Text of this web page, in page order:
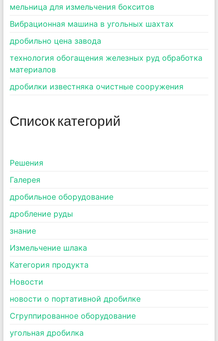
мельница для измельчения бокситов
Вибрационная машина в угольных шахтах
дробильно цена завода
технология обогащения железных руд обработка
материалов
дробилки известняка очистные сооружения
Список категорий
Pешения
Галерея
дробильное оборудование
дробление руды
знание
Измельчение шлака
Категория продукта
Новости
новости о портативной дробилке
Сгруппированное оборудование
угольная дробилка